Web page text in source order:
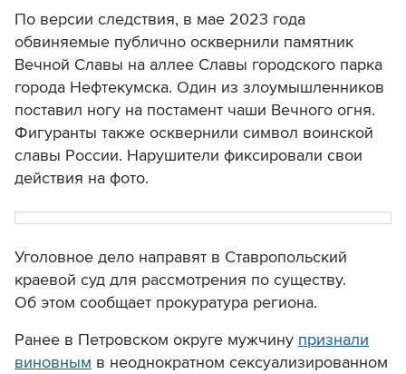
По версии следствия, в мае 2023 года
обвиняемые публично осквернили памятник
Вечной Славы на аллее Славы городского парка
города Нефтекумска. Один из злоумышленников
поставил ногу на постамент чаши Вечного огня.
Фигуранты также осквернили символ воинской
славы России. Нарушители фиксировали свои
действия на фото.
Уголовное дело направят в Ставропольский
краевой суд для рассмотрения по существу.
Об этом сообщает прокуратура региона.
Ранее в Петровском округе мужчину признали
виновным в неоднократном сексуализированном